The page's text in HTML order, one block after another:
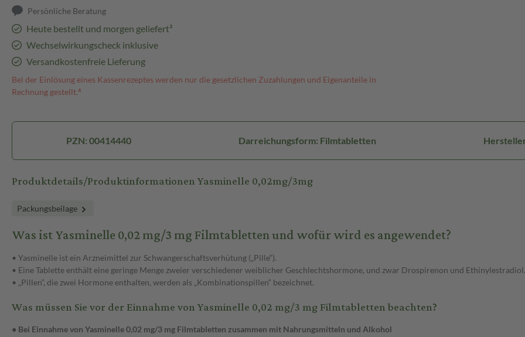
Persönliche Beratung
Heute bestellt und morgen geliefert³
Wechselwirkungscheck inklusive
Versandkostenfreie Lieferung
Bei der Einlösung eines Kassenrezeptes werden nur die gesetzlichen Zuzahlungen und Eigenanteile in
Rechnung gestellt.⁴
PZN: 00414440 Darreichungsform: Filmtabletten
Produktdetails/Produktinformationen Yasminelle 0,02mg/3mg
Packungsbeilage
Was ist Yasminelle 0,02 mg/3 mg Filmtabletten und wofür wird es angewendet?
• Yasminelle ist ein Arzneimittel zur Schwangerschaftsverhütung („Pille“).
• Eine Tablette enthält eine geringe Menge zweier verschiedener weiblicher Geschlechtshormone, und zwar Drospirenon und Ethinylestradiol.
• „Pillen“, die zwei Hormone enthalten, werden als „Kombinationspillen“ bezeichnet.
Was müssen Sie vor der Einnahme von Yasminelle 0,02 mg/3 mg Filmtabletten beachten?
● Bei Einnahme von Yasminelle 0,02 mg/3 mg Filmtabletten zusammen mit Nahrungsmitteln und Alkohol